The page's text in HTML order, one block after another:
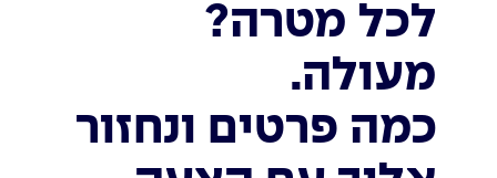
לכל מטרה?
מעולה.
כמה פרטים ונחזור